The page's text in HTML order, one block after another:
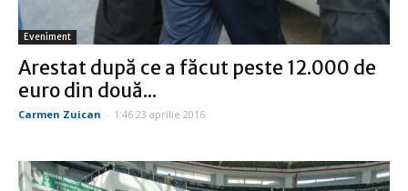
Eveniment
Arestat după ce a făcut peste 12.000 de
euro din două...
Carmen Zuican - 1:46 23 aprilie 2016